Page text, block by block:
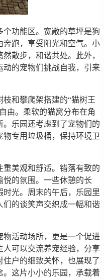
功能区。宽敞的草坪是狗
跑，享受阳光和空气。小
散步，和谐共处。此外，
的宠物们挑战自我，引来
和攀爬架搭建的“猫树王
由。柔软的猫窝分布在角
乐园还考虑到了宠物们的
专用垃圾桶，保持环境卫
美观和舒适。错落有致的
的氛围。一些休憩的长
光。周末的午后，乐园里
的谈笑声交织成一幅和谐
活动场所，更是一个促进
可以交流养宠经验，分享
户的细致关怀，也展现了
这片小小的乐园，承载着